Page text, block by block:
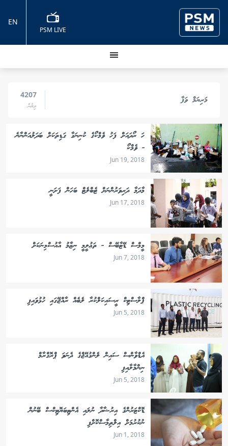
PSM LIVE
EN
މަރިޔަމް ވަފާ 4207
ލިޔުން
ހަ ރޯދައަށް ފަހު ވެމްކޯގެ ކުނިނަގާ ގަޑިތަކަށް ބަދަލުއަންނާނެ
- ވެމްކޯ
Jun 19, 2018
މާދަމާ ދަރިވަރުންނަށް ޓެބްލެޓް ބަހަން ފަށަނީ
Jun 17, 2018
މީމްސް ޑޭޓާބޭސް - ތަޢުލީމީ ނިޒާމު އާއުސްމިނަކަށް
Jun 7, 2018
ޕްލާސްޓިކް ރީސައިކަލްކުރާ ލެބެއް ރާއްޖޭގައި ހުޅުވައިފި
Jun 5, 2018
އެޑްވާންސް ސައިން ލެންގުއޭޖްގެ ދެނަވަ ޕްރޮގްރާމް
ނިންމާލާއިފި
Jun 5, 2018
ޑޮކްޓަރުންގެ އިރުޝާދާ ނުލައި އެންޓިބަޔޮޓިކްސް ބޭނުން
ނުކުރުމަށް އިލްތިމާސްކޮށްފި
Jun 1, 2018